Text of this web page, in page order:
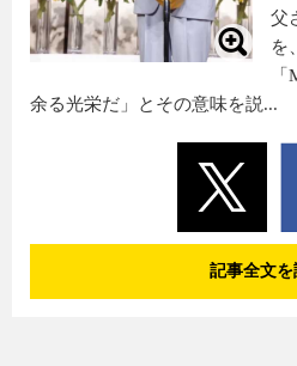
父
を
余る光栄だ」とその意味を説...
記事全文を